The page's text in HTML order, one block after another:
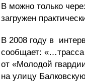
В можно только
загружен
В 2008 году в
сообщает:
от «Молодой
на улицу